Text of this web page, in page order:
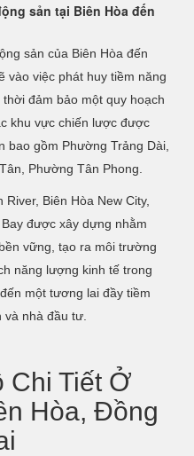
sản tại Biên Hòa đến
sản của Biên Hòa đến
vào việc phát huy tiềm năng
đảm bảo một quy hoạch
khu vực chiến lược được
bao gồm Phường Trảng Dài,
Phường Tân Phong.
Biên Hòa New City,
được xây dựng nhằm
vững, tạo ra môi trường
năng lượng kinh tế trong
một tương lai đầy tiềm
nhà đầu tư.
Chi Tiết Ở
Hòa, Đồng